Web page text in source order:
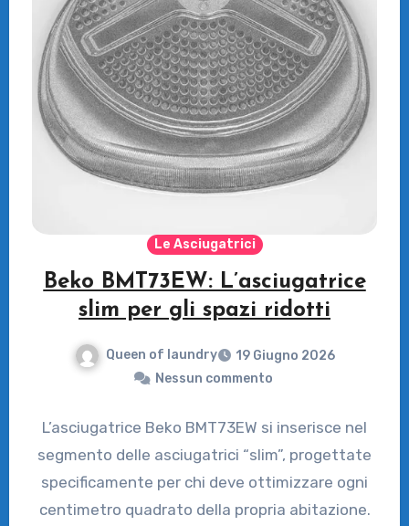
Le Asciugatrici
Beko BMT73EW: L’asciugatrice
slim per gli spazi ridotti
Queen of laundry
19 Giugno 2026
Nessun commento
L’asciugatrice Beko BMT73EW si inserisce nel
segmento delle asciugatrici “slim”, progettate
specificamente per chi deve ottimizzare ogni
centimetro quadrato della propria abitazione.